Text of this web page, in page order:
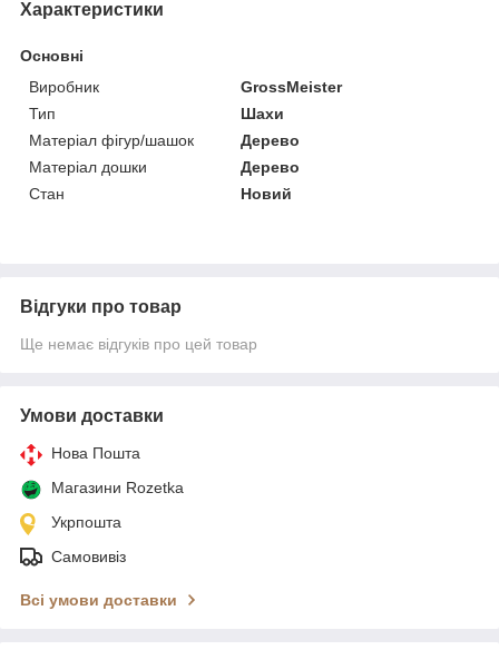
Характеристики
Основні
Виробник
GrossMeister
Тип
Шахи
Матеріал фігур/шашок
Дерево
Матеріал дошки
Дерево
Стан
Новий
Відгуки про товар
Ще немає відгуків про цей товар
Умови доставки
Нова Пошта
Магазини Rozetka
Укрпошта
Самовивіз
Всі умови доставки